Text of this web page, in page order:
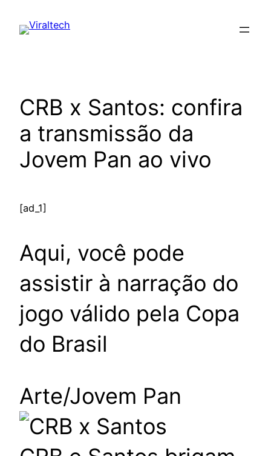
para
CRB x Santos: confira
a transmissão da
Jovem Pan ao vivo
[ad_1]
Aqui, você pode
assistir à narração do
jogo válido pela Copa
do Brasil
Arte/Jovem Pan